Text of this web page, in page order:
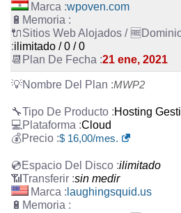
wpoven.com
ilimitado / 0 / 0
21 ene, 2021
MWP2
Hosting
Cloud
$ 16,00/mes.
ilimitado
sin medir
laughingsquid.us